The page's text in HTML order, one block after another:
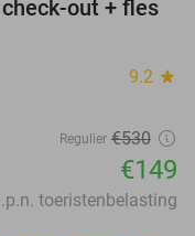
out + fles
9.2 star
Regulier €530
€149
toeristenbelasting